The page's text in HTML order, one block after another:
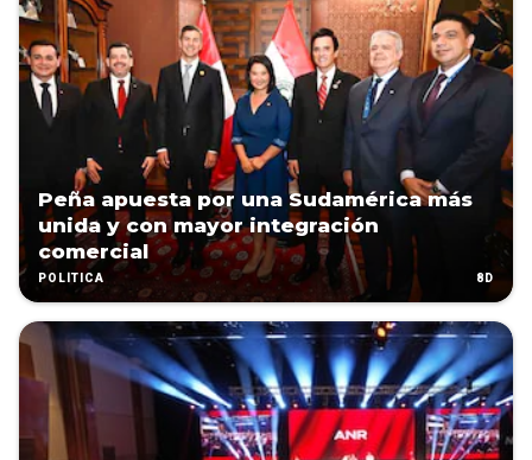
Peña apuesta por una Sudamérica más
unida y con mayor integración
comercial
POLÍTICA 8D